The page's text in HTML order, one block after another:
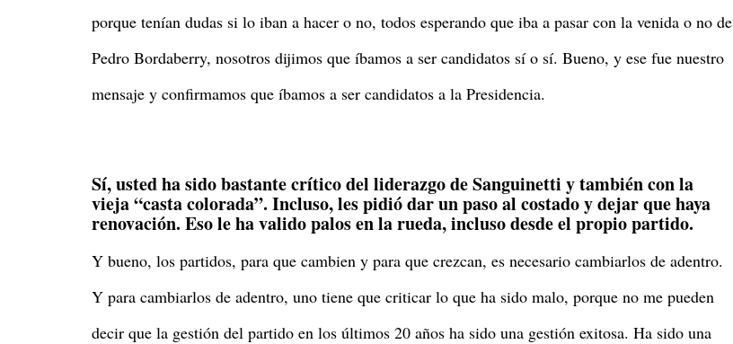
porque tenían dudas si lo iban a hacer o no, todos esperando que iba a pasar con la venida o no de
Pedro Bordaberry, nosotros dijimos que íbamos a ser candidatos sí o sí. Bueno, y ese fue nuestro
mensaje y confirmamos que íbamos a ser candidatos a la Presidencia.
Sí, usted ha sido bastante crítico del liderazgo de Sanguinetti y también con la
vieja “casta colorada”. Incluso, les pidió dar un paso al costado y dejar que haya
renovación. Eso le ha valido palos en la rueda, incluso desde el propio partido.
Y bueno, los partidos, para que cambien y para que crezcan, es necesario cambiarlos de adentro.
Y para cambiarlos de adentro, uno tiene que criticar lo que ha sido malo, porque no me pueden
decir que la gestión del partido en los últimos 20 años ha sido una gestión exitosa. Ha sido una